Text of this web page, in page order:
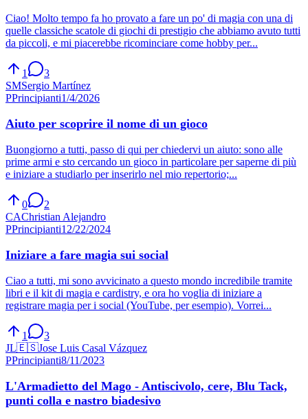
Ciao! Molto tempo fa ho provato a fare un po' di magia con una di
quelle classiche scatole di giochi di prestigio che abbiamo avuto tutti
da piccoli, e mi piacerebbe ricominciare come hobby per...
1
3
SMSergio Martínez
PPrincipianti1/4/2026
Aiuto per scoprire il nome di un gioco
Buongiorno a tutti, passo di qui per chiedervi un aiuto: sono alle
prime armi e sto cercando un gioco in particolare per saperne di più
e iniziare a studiarlo per inserirlo nel mio repertorio;...
0
2
CAChristian Alejandro
PPrincipianti12/22/2024
Iniziare a fare magia sui social
Ciao a tutti, mi sono avvicinato a questo mondo incredibile tramite
libri e il kit di magia e cardistry, e ora ho voglia di iniziare a
registrare magia per i social (YouTube, per esempio). Vorrei...
1
3
JL🇪🇸Jose Luis Casal Vázquez
PPrincipianti8/11/2023
L'Armadietto del Mago - Antiscivolo, cere, Blu Tack,
punti colla e nastro biadesivo